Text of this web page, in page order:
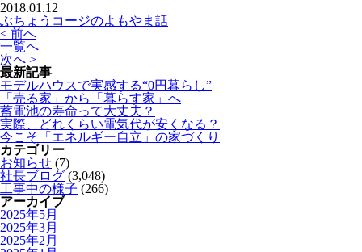
2018.01.12
ぶちょうコージのよもやま話
< 前へ
一覧へ
次へ >
最新記事
モデルハウスで実感する“0円暮らし”
「売る家」から「暮らす家」へ
蓄電池の寿命って大丈夫？
実際、どれくらい電気代が安くなる？
今こそ「エネルギー自立」の家づくり
カテゴリー
お知らせ (7)
社長ブログ (3,048)
工事中の様子 (266)
アーカイブ
2025年5月
2025年3月
2025年2月